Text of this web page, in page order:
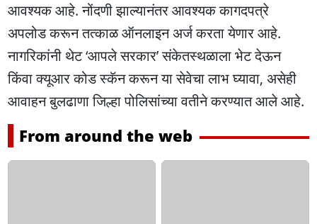
आवश्यक आहे. नोंदणी झाल्यानंतर आवश्यक कागदपत्रे
अपलोड करून तत्काळ ऑनलाइन अर्ज करता येणार आहे.
नागरिकांनी थेट ‘आपले सरकार’ संकेतस्थळाला भेट देऊन
किंवा क्यूआर कोड स्कॅन करून या सेवेचा लाभ घ्यावा, असेही
आवाहन बुलढाणा जिल्हा पोलिसांच्या वतीने करण्यात आले आहे.
From around the web